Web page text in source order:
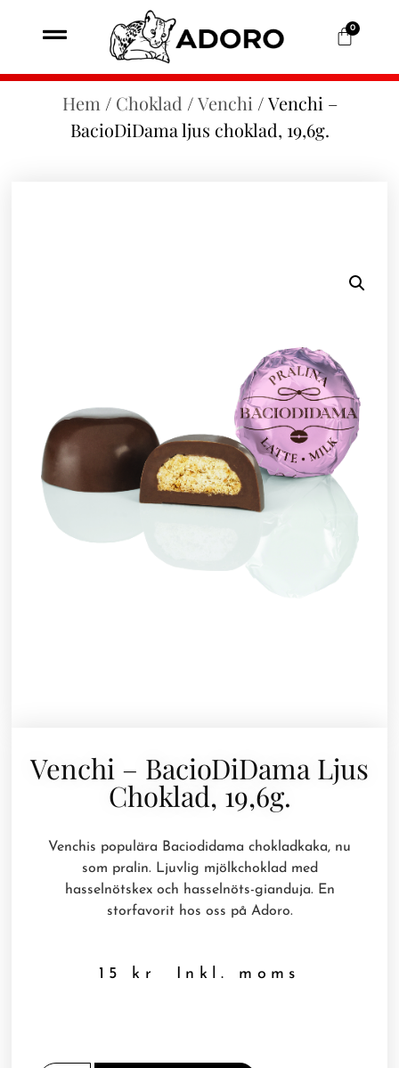
0
Hem / Choklad /Venchi / Venchi –
BacioDiDama ljus choklad, 19,6g.
Venchi – BacioDiDama Ljus
Choklad, 19,6g.
Venchis populära Baciodidama chokladkaka, nu
som pralin. Ljuvlig mjölkchoklad med
hasselnötskex och hasselnöts-gianduja. En
storfavorit hos oss på Adoro.
15 kr Inkl. moms